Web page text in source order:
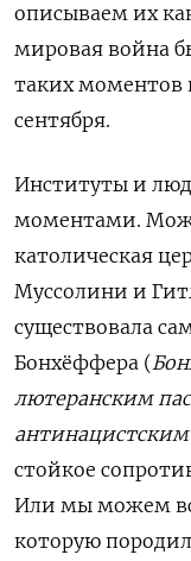
описываем их
мировая война
таких
сентября.
Институты и
моментами.
католическая
Муссолини и
существовала
Бонхёффера (
лютеранским
стойкое
Или мы можем
которую